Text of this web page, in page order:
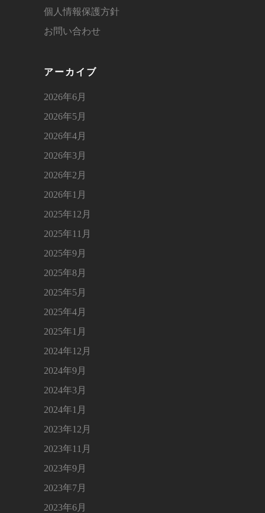
個人情報保護方針
お問い合わせ
アーカイブ
2026年6月
2026年5月
2026年4月
2026年3月
2026年2月
2026年1月
2025年12月
2025年11月
2025年9月
2025年8月
2025年5月
2025年4月
2025年1月
2024年12月
2024年9月
2024年3月
2024年1月
2023年12月
2023年11月
2023年9月
2023年7月
2023年6月